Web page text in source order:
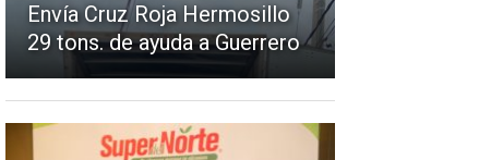
Envía Cruz Roja Hermosillo
29 tons. de ayuda a Guerrero